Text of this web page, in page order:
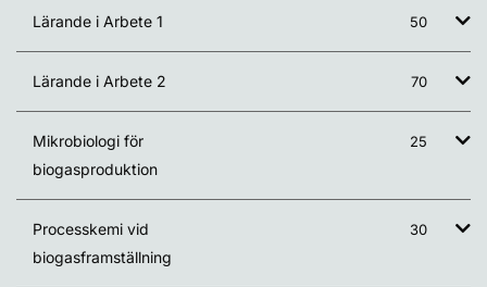
Lärande i Arbete 1 50
Lärande i Arbete 2 70
Mikrobiologi för
biogasproduktion
25
Processkemi vid
biogasframställning
30